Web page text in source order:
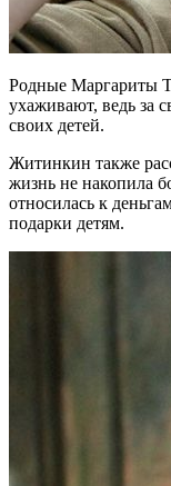
Родные Маргариты
ухаживают, ведь за
своих детей.
Житинкин также
жизнь не накопила
относилась к
подарки детям.